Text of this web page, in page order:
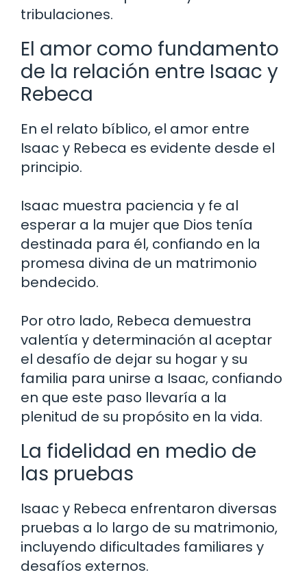
tribulaciones.
El amor como fundamento
de la relación entre Isaac y
Rebeca
En el relato bíblico, el amor entre
Isaac y Rebeca es evidente desde el
principio.
Isaac muestra paciencia y fe al
esperar a la mujer que Dios tenía
destinada para él, confiando en la
promesa divina de un matrimonio
bendecido.
Por otro lado, Rebeca demuestra
valentía y determinación al aceptar
el desafío de dejar su hogar y su
familia para unirse a Isaac, confiando
en que este paso llevaría a la
plenitud de su propósito en la vida.
La fidelidad en medio de
las pruebas
Isaac y Rebeca enfrentaron diversas
pruebas a lo largo de su matrimonio,
incluyendo dificultades familiares y
desafíos externos.